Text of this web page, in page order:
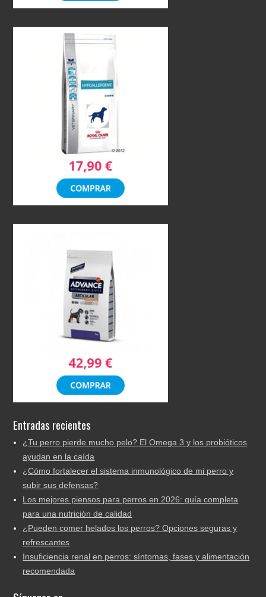
Entradas recientes
¿Tu perro pierde mucho pelo? El Omega 3 y los probióticos
ayudan en la caída
¿Cómo fortalecer el sistema inmunológico de mi perro y
subir sus defensas?
Los mejores piensos para perros en 2026: guía completa
para una nutrición de calidad
¿Pueden comer helados los perros? Opciones seguras y
refrescantes
Insuficiencia renal en perros: síntomas, fases y alimentación
recomendada